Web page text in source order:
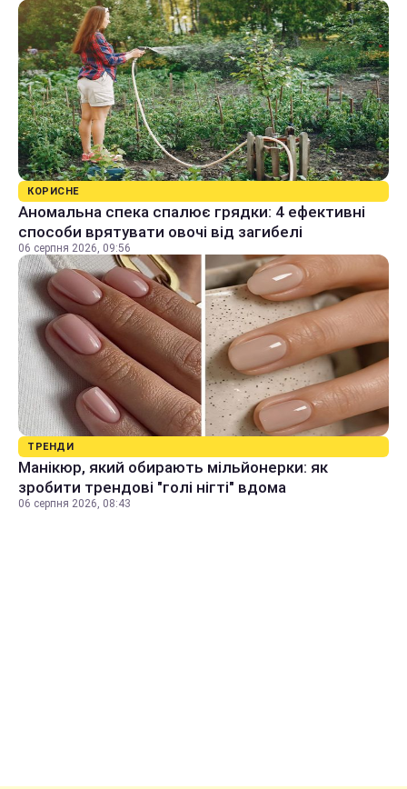
КОРИСНЕ
Аномальна спека спалює грядки: 4 ефективні
способи врятувати овочі від загибелі
06 серпня 2026, 09:56
ТРЕНДИ
Манікюр, який обирають мільйонерки: як
зробити трендові "голі нігті" вдома
06 серпня 2026, 08:43